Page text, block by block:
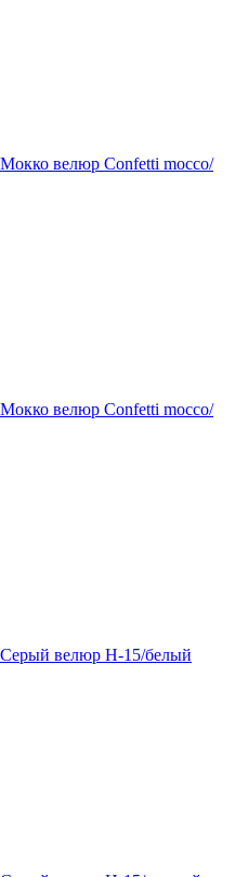
велюр Confetti mocco/
велюр Confetti mocco/
велюр H-15/белый